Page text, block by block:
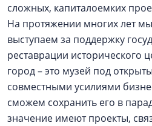
сложных, капиталоемких
На протяжении многих лет
выступаем за поддержку
реставрации исторического
город – это музей под
совместными усилиями
сможем сохранить его в
значение имеют проекты,